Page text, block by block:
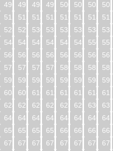
496
497 498 499 500 501 502 503
512
513 514 515 516 517 518 519
528
529 530 531 532 533 534 535
544
545 546 547 548 549 550 551
560
561 562 563 564 565 566 567
576
577 578 579 580 581 582 583
592
593 594 595 596 597 598 599
608
609 610 611 612 613 614 615
624
625 626 627 628 629 630 631
640
641 642 643 644 645 646 647
656
657 658 659 660 661 662 663
672
673 674 675 676 677 678 679